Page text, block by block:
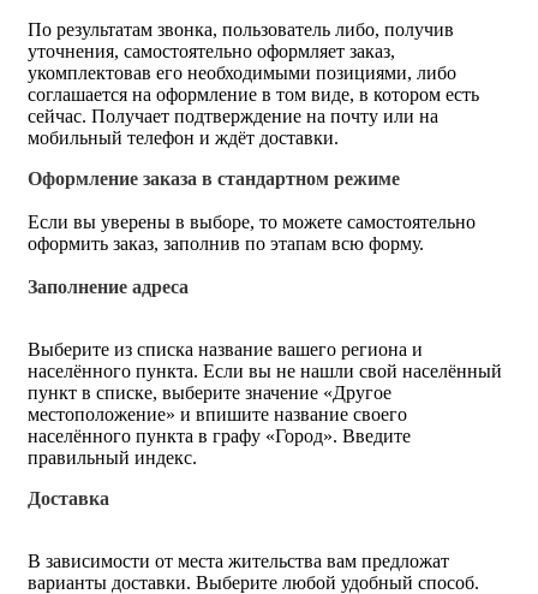
По результатам звонка, пользователь либо, получив
уточнения, самостоятельно оформляет заказ,
укомплектовав его необходимыми позициями, либо
соглашается на оформление в том виде, в котором есть
сейчас. Получает подтверждение на почту или на
мобильный телефон и ждёт доставки.
Оформление заказа в стандартном режиме
Если вы уверены в выборе, то можете самостоятельно
оформить заказ, заполнив по этапам всю форму.
Заполнение адреса
Выберите из списка название вашего региона и
населённого пункта. Если вы не нашли свой населённый
пункт в списке, выберите значение «Другое
местоположение» и впишите название своего
населённого пункта в графу «Город». Введите
правильный индекс.
Доставка
В зависимости от места жительства вам предложат
варианты доставки. Выберите любой удобный способ.